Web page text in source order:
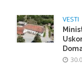
VESTI